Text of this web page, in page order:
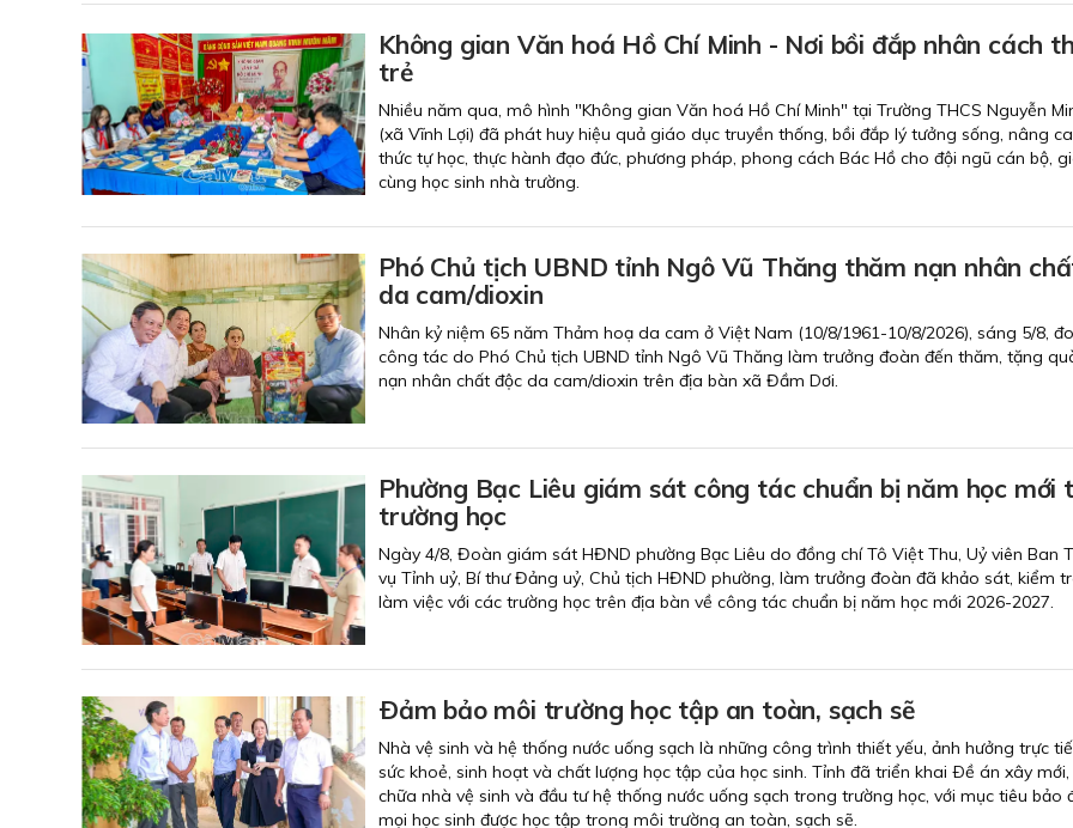
Không gian Văn hoá Hồ Chí Minh - Nơi bồi đắp nhân cách
trẻ
Nhiều năm qua, mô hình "Không gian Văn hoá Hồ Chí Minh" tại Trường THCS Nguyễn
(xã Vĩnh Lợi) đã phát huy hiệu quả giáo dục truyền thống, bồi đắp lý tưởng sống, nâng
thức tự học, thực hành đạo đức, phương pháp, phong cách Bác Hồ cho đội ngũ cán bộ,
cùng học sinh nhà trường.
Phó Chủ tịch UBND tỉnh Ngô Vũ Thăng thăm nạn nhân
da cam/dioxin
Nhân kỷ niệm 65 năm Thảm hoạ da cam ở Việt Nam (10/8/1961-10/8/2026), sáng 5/8,
công tác do Phó Chủ tịch UBND tỉnh Ngô Vũ Thăng làm trưởng đoàn đến thăm, tặng
nạn nhân chất độc da cam/dioxin trên địa bàn xã Đầm Dơi.
Phường Bạc Liêu giám sát công tác chuẩn bị năm học mới
trường học
Ngày 4/8, Đoàn giám sát HĐND phường Bạc Liêu do đồng chí Tô Việt Thu, Uỷ viên Ban
vụ Tỉnh uỷ, Bí thư Đảng uỷ, Chủ tịch HĐND phường, làm trưởng đoàn đã khảo sát, kiểm
làm việc với các trường học trên địa bàn về công tác chuẩn bị năm học mới 2026-2027.
Ðảm bảo môi trường học tập an toàn, sạch sẽ
Nhà vệ sinh và hệ thống nước uống sạch là những công trình thiết yếu, ảnh hưởng trực
sức khoẻ, sinh hoạt và chất lượng học tập của học sinh. Tỉnh đã triển khai Ðề án xây
chữa nhà vệ sinh và đầu tư hệ thống nước uống sạch trong trường học, với mục tiêu bảo
mọi học sinh được học tập trong môi trường an toàn, sạch sẽ.